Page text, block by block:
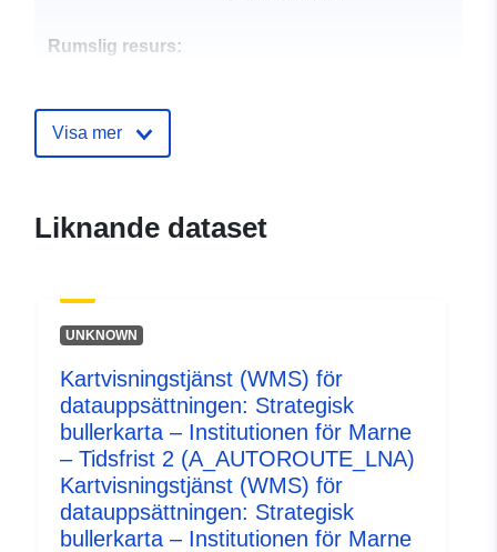
Rumslig resurs:
b9d1950c7beb
Typ:
Resurs:
http://inspire.ec.europa.eu/
codelist/SpatialDataServiceType/
Visa mer
Liknande dataset
UNKNOWN
Kartvisningstjänst (WMS) för
datauppsättningen: Strategisk
bullerkarta – Institutionen för Marne
– Tidsfrist 2 (A_AUTOROUTE_LNA)
Kartvisningstjänst (WMS) för
datauppsättningen: Strategisk
bullerkarta – Institutionen för Marne